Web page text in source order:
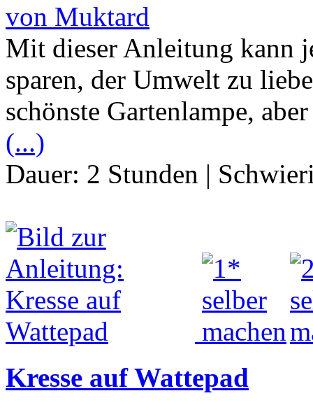
von Muktard
Mit dieser Anleitung kann
sparen, der Umwelt zu
schönste Gartenlampe,
(...)
Dauer: 2 Stunden |
Kresse auf Wattepad